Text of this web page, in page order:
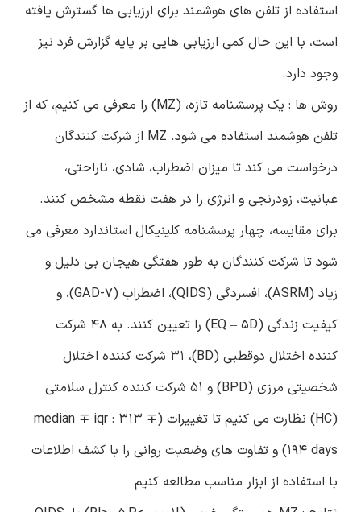
استفاده از تلفن های هوشمند برای ارزیابی ها گسترش یافته
است، با این حال کمی ارزیابی هایی بر پایه گزارش فرد نیز
وجود دارد.
روش ها : یک پرسشنامه تازه، (MZ) را معرفی می کنیم، که از
تلفن هوشمند استفاده می شود. MZ از شرکت کنندگان
درخواست می کند تا میزان اضطراب، شادی، ناراحتی،
عبانیت، زودرنجی و انرژی را در هفت نقطه مشخص کنند.
برای مقایسه، چهار پرسشنامه کلینیکال استاندارد معرفی می
شود تا شرکت کنندگان به طور هفتگی هیجان بی دلیل و
زیاد (ASRM)، افسردگی (QIDS)، اضطراب (GAD-7)، و
کیفیت زندگی (EQ – 5D) را تعیین کنند. به 48 شرکت
کننده اختلال دوقطبی (BD)، 31 شرکت کننده اختلال
شخصیتی مرزی (BPD) و 51 شرکت کننده کنترل سلامتی
(HC) نظارت می کنیم تا تغییرات (median ∓ iqr : 313 ∓
194 days) و تفاوت های وضعیت روانی را با کشف اطلاعات
با استفاده از ابزار مناسب مطالعه کنیم